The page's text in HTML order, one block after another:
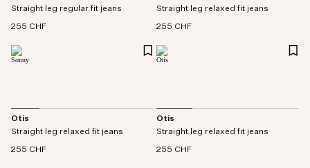
Straight leg regular fit jeans
255 CHF
Straight leg relaxed fit jeans
255 CHF
Otis
Straight leg relaxed fit jeans
255 CHF
Otis
Straight leg relaxed fit jeans
255 CHF